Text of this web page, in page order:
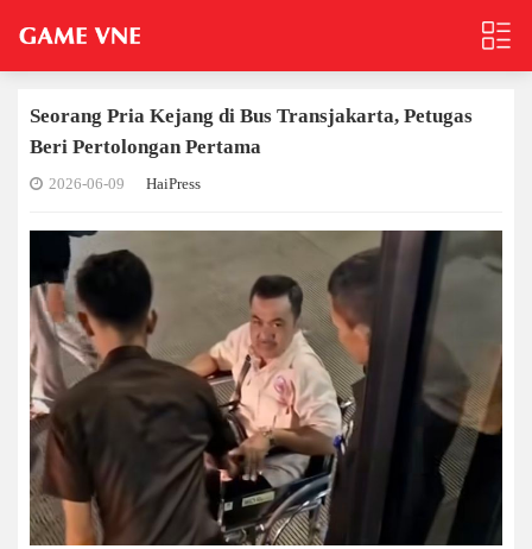
Seorang Pria Kejang di Bus Transjakarta, Petugas
Beri Pertolongan Pertama
2026-06-09 HaiPress